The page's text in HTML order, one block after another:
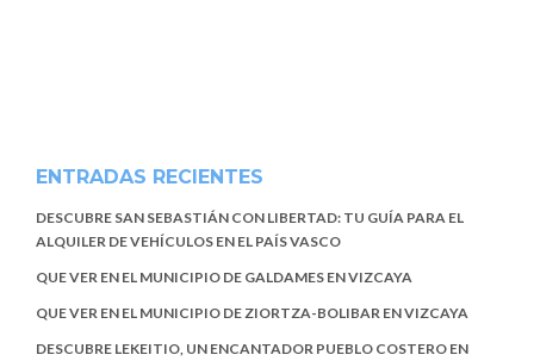
ENTRADAS RECIENTES
DESCUBRE SAN SEBASTIÁN CON LIBERTAD: TU GUÍA PARA EL
ALQUILER DE VEHÍCULOS EN EL PAÍS VASCO
QUE VER EN EL MUNICIPIO DE GALDAMES EN VIZCAYA
QUE VER EN EL MUNICIPIO DE ZIORTZA-BOLIBAR EN VIZCAYA
DESCUBRE LEKEITIO, UN ENCANTADOR PUEBLO COSTERO EN